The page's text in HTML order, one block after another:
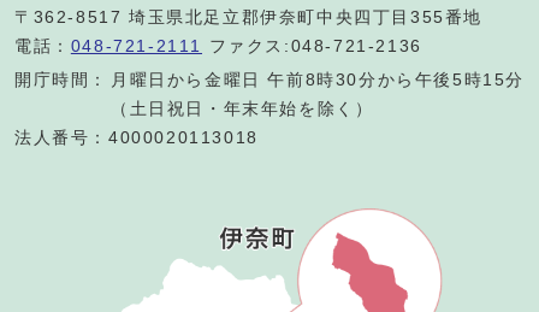
〒362-8517 埼玉県北足立郡伊奈町中央四丁目355番地
電話： 048-721-2111
ファクス:048-721-2136
開庁時間：
月曜日から金曜日 午前8時30分から午後5時15分
（土日祝日・年末年始を除く）
法人番号：4000020113018